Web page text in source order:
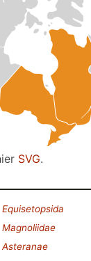
SVG.
Equisetopsida
Magnoliidae
Asteranae